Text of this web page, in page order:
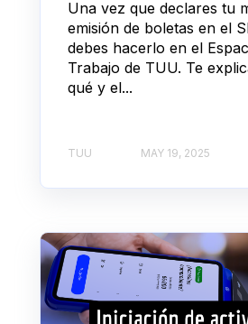
Una vez que declares tu
emisión de boletas en el
debes hacerlo en el
Trabajo de TUU. Te
qué y el...
TUU MAY 19, 2025